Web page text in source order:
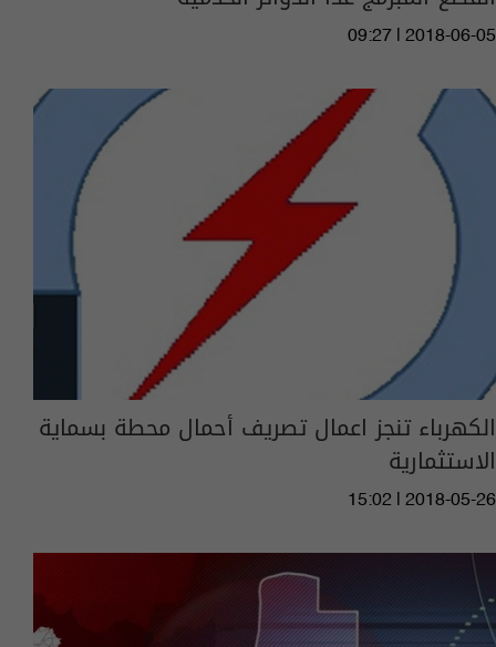
09:27 | 2018-06-05
الكهرباء تنجز اعمال تصريف أحمال محطة بسماية
الاستثمارية
15:02 | 2018-05-26